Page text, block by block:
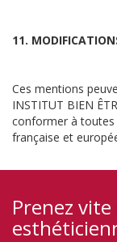
11.
Ces mentions
INSTITUT BIEN
conformer à toutes
française et
Prenez